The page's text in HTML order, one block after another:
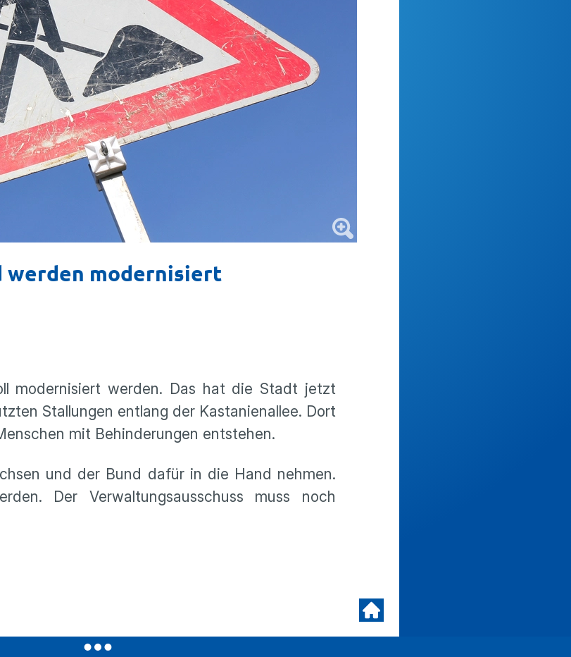
werden modernisiert
modernisiert werden. Das hat die Stadt jetzt
Stallungen entlang der Kastanienallee. Dort
mit Behinderungen entstehen.
und der Bund dafür in die Hand nehmen.
Der Verwaltungsausschuss muss noch